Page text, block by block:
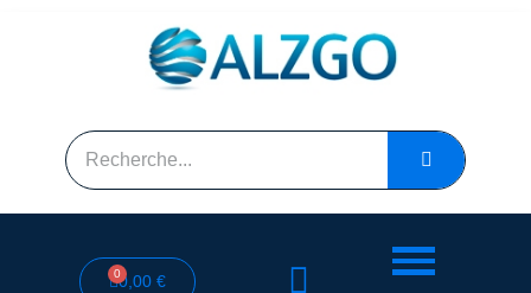
0,00 €